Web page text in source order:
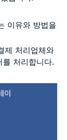
이유와 방법을
제 처리업체와
처리합니다.